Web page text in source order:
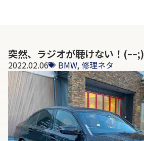
突然、ラジオが聴けない！(ｰｰ;)
2022.02.06 BMW, 修理ネタ